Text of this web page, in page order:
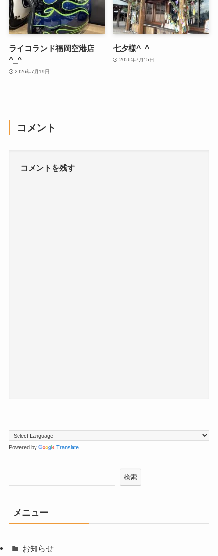
ライコランド福岡空港店
^_^
2026年7月19日
七夕様^_^
2026年7月15日
コメント
コメントを残す
Powered by Translate
検索
メニュー
お知らせ